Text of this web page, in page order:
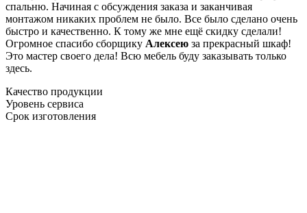
спальню. Начиная с обсуждения заказа и заканчивая
монтажом никаких проблем не было. Все было сделано очень
быстро и качественно. К тому же мне ещё скидку сделали!
Огромное спасибо сборщику Алексею за прекрасный шкаф!
Это мастер своего дела! Всю мебель буду заказывать только
здесь.
Качество продукции
Уровень сервиса
Срок изготовления